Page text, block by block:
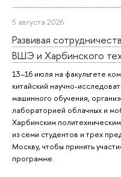
5 августа 2026
Развивая
ВШЭ и Харбинского
13–16 июля на факультете
китайский научно-
машинного обучения,
лабораторией облачных и
Харбинским
из семи студентов и трех
Москву, чтобы принять
программе.